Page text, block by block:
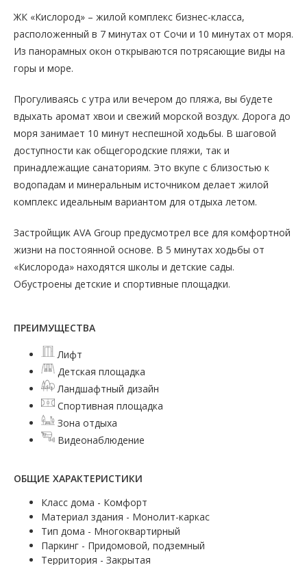
ЖК «Кислород» – жилой комплекс бизнес-класса,
расположенный в 7 минутах от Сочи и 10 минутах от моря.
Из панорамных окон открываются потрясающие виды на
горы и море.
Прогуливаясь с утра или вечером до пляжа, вы будете
вдыхать аромат хвои и свежий морской воздух. Дорога до
моря занимает 10 минут неспешной ходьбы. В шаговой
доступности как общегородские пляжи, так и
принадлежащие санаториям. Это вкупе с близостью к
водопадам и минеральным источником делает жилой
комплекс идеальным вариантом для отдыха летом.
Застройщик AVA Group предусмотрел все для комфортной
жизни на постоянной основе. В 5 минутах ходьбы от
«Кислорода» находятся школы и детские сады.
Обустроены детские и спортивные площадки.
ПРЕИМУЩЕСТВА
Лифт
Детская площадка
Ландшафтный дизайн
Спортивная площадка
Зона отдыха
Видеонаблюдение
ОБЩИЕ ХАРАКТЕРИСТИКИ
Класс дома - Комфорт
Материал здания - Монолит-каркас
Тип дома - Многоквартирный
Паркинг - Придомовой, подземный
Территория - Закрытая